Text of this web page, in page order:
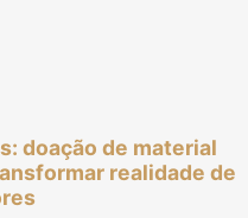
doação de material
realidade de